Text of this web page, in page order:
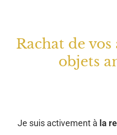
Rachat de
objets
Je suis activement à la